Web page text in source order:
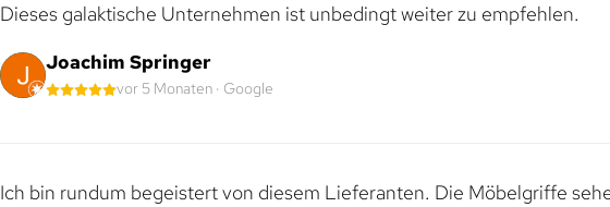
Dieses galaktische Unternehmen ist unbedingt weiter zu empfehlen.
Joachim Springer
vor 5 Monaten · Google
Ich bin rundum begeistert von diesem Lieferanten. Die Möbelgriffe